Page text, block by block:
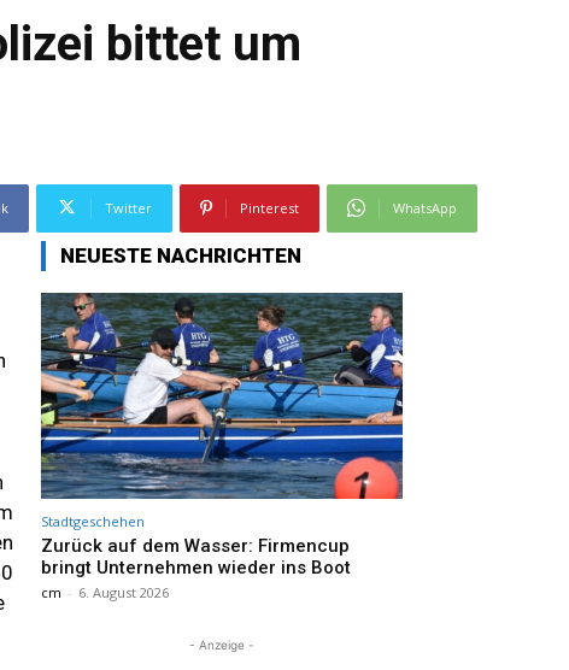
bittet um
Twitter Pinterest WhatsApp
NEUESTE NACHRICHTEN
Stadtgeschehen
Zurück auf dem Wasser: Firmencup
bringt Unternehmen wieder ins Boot
cm - 6. August 2026
- Anzeige -